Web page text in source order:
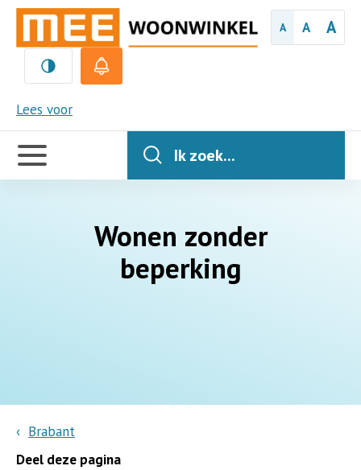
A A A
Lees voor
MEE
Handige
links
Ik zoek...
Wonen zonder
beperking
Brabant
Deel deze pagina